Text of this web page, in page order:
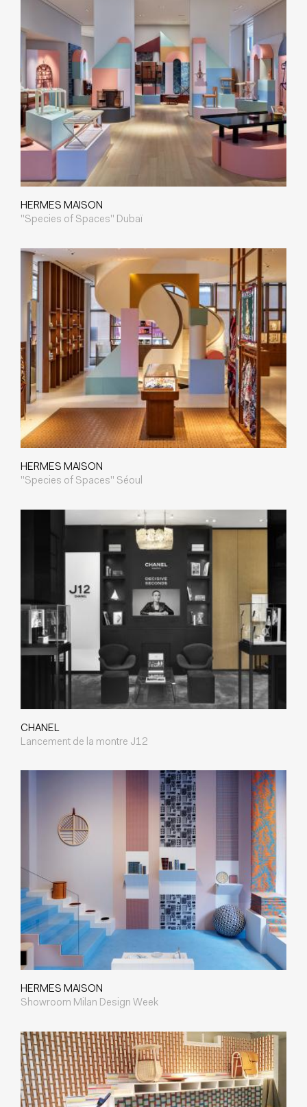
HERMES MAISON
"Species of Spaces" Dubaï
HERMES MAISON
"Species of Spaces" Séoul
CHANEL
Lancement de la montre J12
HERMES MAISON
Showroom Milan Design Week